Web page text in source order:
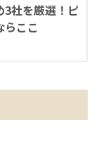
3社を厳選！ピ
らここ